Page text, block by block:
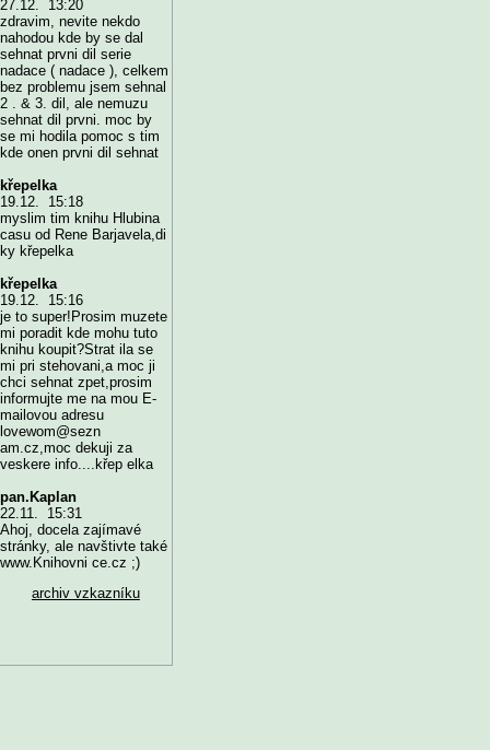
27.12. 13:20
zdravim, nevite nekdo
nahodou kde by se dal
sehnat prvni dil serie
nadace ( nadace ), celkem
bez problemu jsem sehnal
2 . & 3. dil, ale nemuzu
sehnat dil prvni. moc by
se mi hodila pomoc s tim
kde onen prvni dil sehnat
křepelka
19.12. 15:18
myslim tim knihu Hlubina
casu od Rene Barjavela,di
ky křepelka
křepelka
19.12. 15:16
je to super!Prosim muzete
mi poradit kde mohu tuto
knihu koupit?Strat ila se
mi pri stehovani,a moc ji
chci sehnat zpet,prosim
informujte me na mou E-
mailovou adresu
lovewom@sezn
am.cz,moc dekuji za
veskere info....křep elka
pan.Kaplan
22.11. 15:31
Ahoj, docela zajímavé
stránky, ale navštivte také
www.Knihovni ce.cz ;)
archiv vzkazníku